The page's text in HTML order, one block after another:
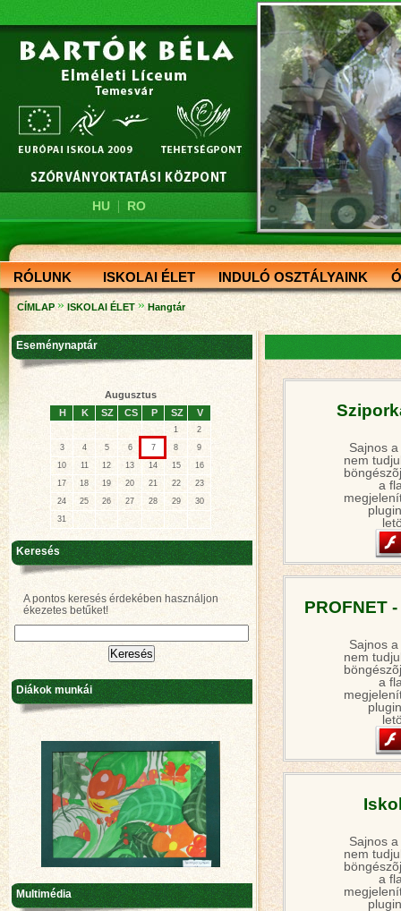
HU| RO
RÓLUNK ISKOLAI ÉLET INDULÓ OSZTÁLYAINK
CÍMLAP » ISKOLAI ÉLET » Hangtár
Sajnos
nem
a
PROFNET
Sajnos
nem
a
Sajnos
nem
a
Eseménynaptár
Augusztus
H
K SZ CS P SZ V
1
2
3
4 5 6 7 8
9
10
11 12 13 14 15
16
17
18 19 20 21 22
23
24
25 26 27 28 29
30
31
Keresés
A pontos keresés érdekében használjon
ékezetes betűket!
Diákok munkái
Multimédia